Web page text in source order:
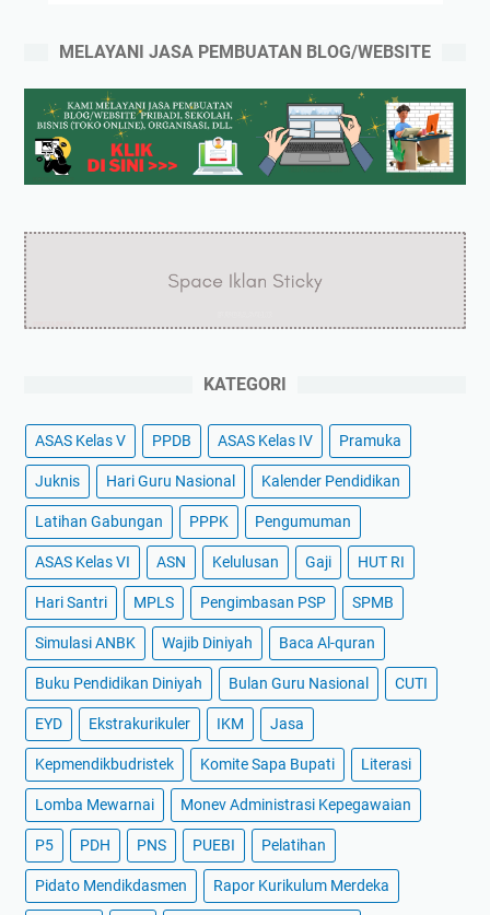
MELAYANI JASA PEMBUATAN BLOG/WEBSITE
KATEGORI
ASAS Kelas V PPDB ASAS Kelas IV Pramuka
Juknis Hari Guru Nasional Kalender Pendidikan
Latihan Gabungan PPPK Pengumuman
ASAS Kelas VI ASN Kelulusan Gaji HUT RI
Hari Santri MPLS Pengimbasan PSP SPMB
Simulasi ANBK Wajib Diniyah Baca Al-quran
Buku Pendidikan Diniyah Bulan Guru Nasional CUTI
EYD Ekstrakurikuler IKM Jasa
Kepmendikbudristek Komite Sapa Bupati Literasi
Lomba Mewarnai Monev Administrasi Kepegawaian
P5 PDH PNS PUEBI Pelatihan
Pidato Mendikdasmen Rapor Kurikulum Merdeka